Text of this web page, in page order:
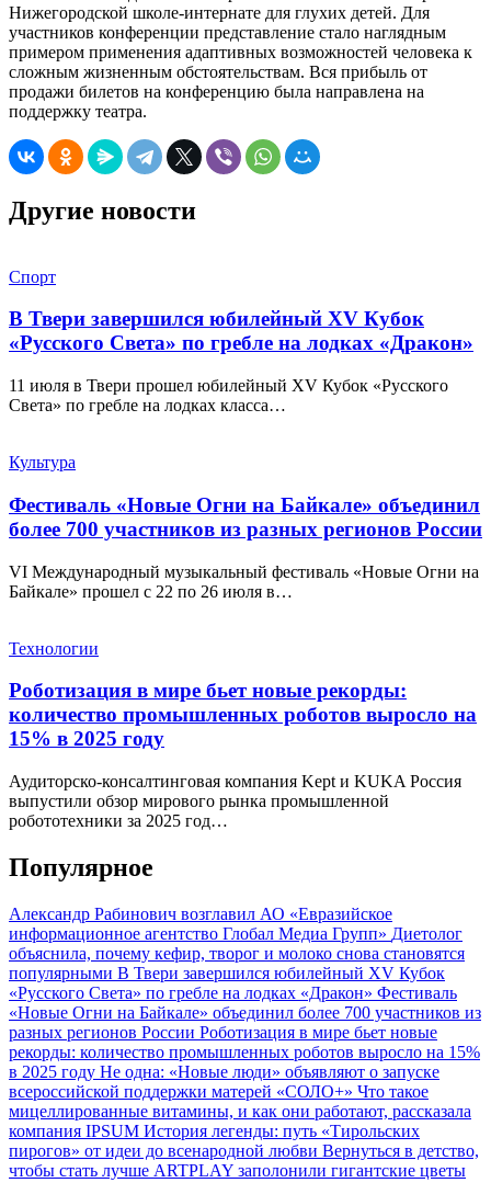
Нижегородской школе-интернате для глухих детей. Для
участников конференции представление стало наглядным
примером применения адаптивных возможностей человека к
сложным жизненным обстоятельствам. Вся прибыль от
продажи билетов на конференцию была направлена на
поддержку театра.
Другие новости
Спорт
В Твери завершился юбилейный XV Кубок
«Русского Света» по гребле на лодках «Дракон»
11 июля в Твери прошел юбилейный XV Кубок «Русского
Света» по гребле на лодках класса…
Культура
Фестиваль «Новые Огни на Байкале» объединил
более 700 участников из разных регионов России
VI Международный музыкальный фестиваль «Новые Огни на
Байкале» прошел с 22 по 26 июля в…
Технологии
Роботизация в мире бьет новые рекорды:
количество промышленных роботов выросло на
15% в 2025 году
Аудиторско-консалтинговая компания Kept и KUKA Россия
выпустили обзор мирового рынка промышленной
робототехники за 2025 год…
Популярное
Александр Рабинович возглавил АО «Евразийское
информационное агентство Глобал Медиа Групп» Диетолог
объяснила, почему кефир, творог и молоко снова становятся
популярными В Твери завершился юбилейный XV Кубок
«Русского Света» по гребле на лодках «Дракон» Фестиваль
«Новые Огни на Байкале» объединил более 700 участников из
разных регионов России Роботизация в мире бьет новые
рекорды: количество промышленных роботов выросло на 15%
в 2025 году Не одна: «Новые люди» объявляют о запуске
всероссийской поддержки матерей «СОЛО+» Что такое
мицеллированные витамины, и как они работают, рассказала
компания IPSUM История легенды: путь «Тирольских
пирогов» от идеи до всенародной любви Вернуться в детство,
чтобы стать лучше ARTPLAY заполонили гигантские цветы